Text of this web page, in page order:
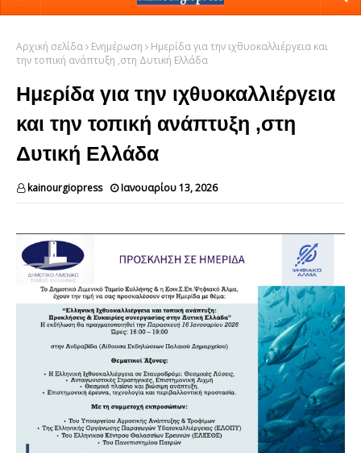
Αρχική σελίδα Ενημέρωση
Ημερίδα για την ιχθυοκαλλιέργεια και
την τοπική ανάπτυξη ,στη Δυτική Ελλάδα
Ημερίδα για την ιχθυοκαλλιέργεια
και την τοπική ανάπτυξη ,στη
Δυτική Ελλάδα
kainourgiopress Ιανουαρίου 13, 2026